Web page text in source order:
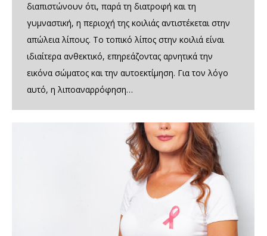
διαπιστώνουν ότι, παρά τη διατροφή και τη
γυμναστική, η περιοχή της κοιλιάς αντιστέκεται στην
απώλεια λίπους. Το τοπικό λίπος στην κοιλιά είναι
ιδιαίτερα ανθεκτικό, επηρεάζοντας αρνητικά την
εικόνα σώματος και την αυτοεκτίμηση. Για τον λόγο
αυτό, η λιποαναρρόφηση…